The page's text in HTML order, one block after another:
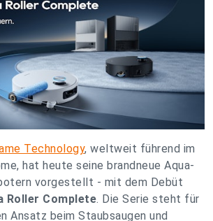
Technology, weltweit führend im
hat heute seine brandneue Aqua-
vorgestellt - mit dem Debüt
Roller Complete. Die Serie steht für
Ansatz beim Staubsaugen und